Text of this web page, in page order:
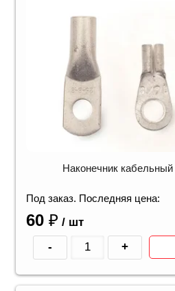
Наконечник
Под заказ. Последняя цена:
60 ₽ / шт
- +